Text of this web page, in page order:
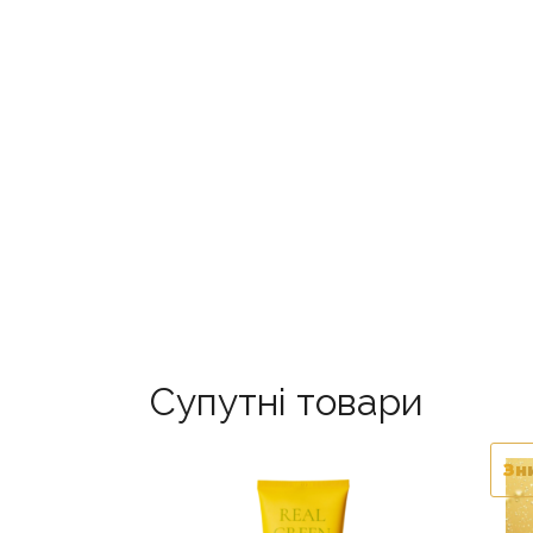
Супутні товари